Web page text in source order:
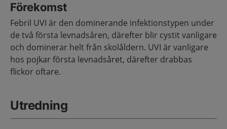
Förekomst
Febril UVI är den dominerande infektionstypen under
de två första levnadsåren, därefter blir cystit vanligare
och dominerar helt från skolåldern. UVI är vanligare
hos pojkar första levnadsåret, därefter drabbas
flickor oftare.
Utredning